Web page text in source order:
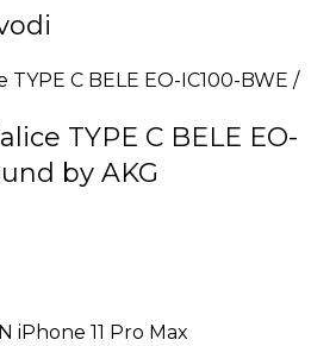
TYPE C BELE EO-
by AKG